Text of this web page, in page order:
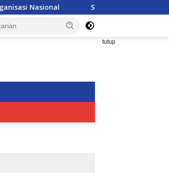
Seleksi Akpol 2026 Makin Modern, Nilai
tutup